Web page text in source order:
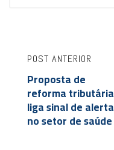
POST ANTERIOR
Proposta de
reforma tributária
liga sinal de alerta
no setor de saúde